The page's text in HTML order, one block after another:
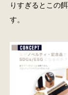
りすぎるとこの
す。